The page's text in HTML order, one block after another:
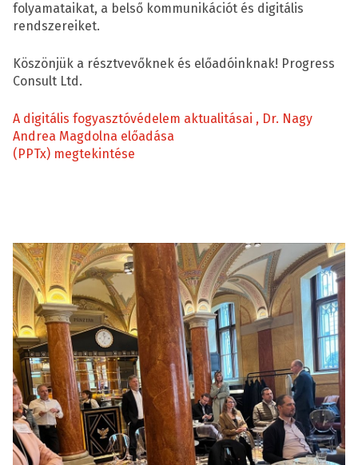
folyamataikat, a belső kommunikációt és digitális
rendszereiket.
Köszönjük a résztvevőknek és előadóinknak! Progress
Consult Ltd.
A digitális fogyasztóvédelem aktualitásai , Dr. Nagy
Andrea Magdolna előadása
(PPTx) megtekintése